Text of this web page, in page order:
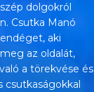
dolgokról
Csutka Manó
aki
az oldalát,
a törekvése és